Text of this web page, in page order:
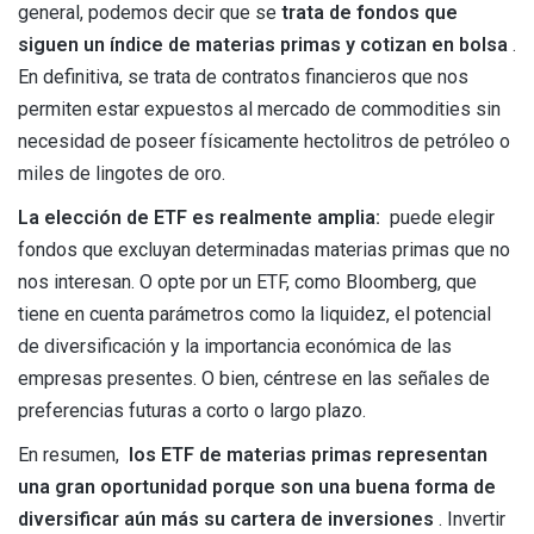
general, podemos decir que se trata de fondos que
siguen un índice de materias primas y cotizan en bolsa .
En definitiva, se trata de contratos financieros que nos
permiten estar expuestos al mercado de commodities sin
necesidad de poseer físicamente hectolitros de petróleo o
miles de lingotes de oro.
La elección de ETF es realmente amplia: puede elegir
fondos que excluyan determinadas materias primas que no
nos interesan. O opte por un ETF, como Bloomberg, que
tiene en cuenta parámetros como la liquidez, el potencial
de diversificación y la importancia económica de las
empresas presentes. O bien, céntrese en las señales de
preferencias futuras a corto o largo plazo.
En resumen, los ETF de materias primas representan
una gran oportunidad porque son una buena forma de
diversificar aún más su cartera de inversiones . Invertir